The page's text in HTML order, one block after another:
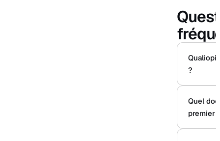
Qualiopi
?
Quel
premier